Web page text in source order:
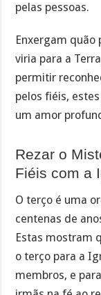
pelas pessoas.
Enxergam quão
viria para a
permitir
pelos fiéis,
um amor
Rezar o
Fiéis com a
O terço é uma
centenas de
Estas mostram
o terço para a
membros, e